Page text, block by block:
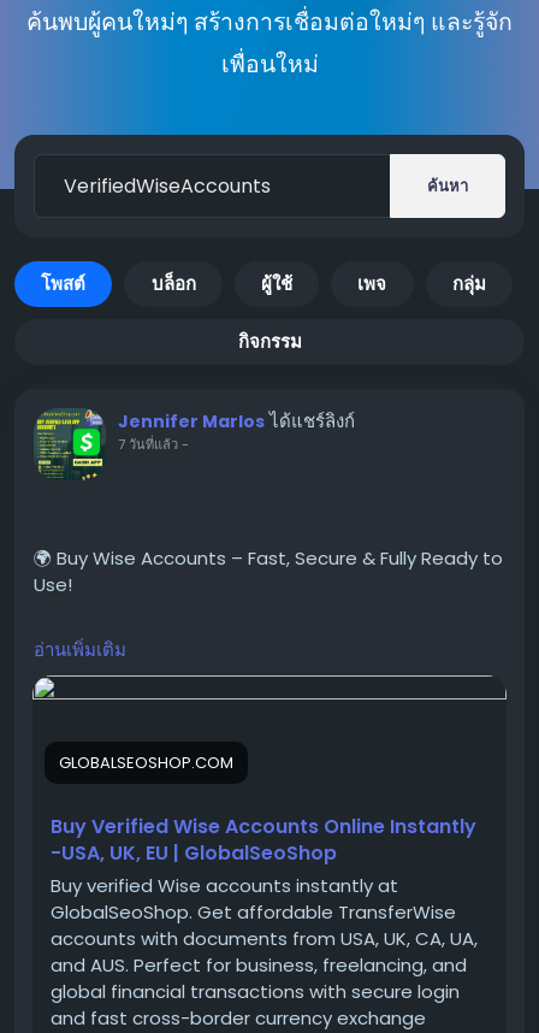
ค้นพบผู้คนใหม่ๆ สร้างการเชื่อมต่อใหม่ๆ และรู้จัก
เพื่อนใหม่
ค้นหา
โพสต์ บล็อก ผู้ใช้ เพจ กลุ่ม
กิจกรรม
Jennifer Marlos ได้แชร์ลิงก์
7 วันที่แล้ว-
🌍 Buy Wise Accounts – Fast, Secure & Fully Ready to
Use!
Looking for a trusted place to Buy Verified Wise
Accounts?
Wise accounts for your international payments,
business transactions, and global money transfers.
👉 Order Now:
https://globalseoshop.com/product/buy-verified-
wise-accounts/
📱 WhatsApp: +1 864 708 8783
💬 Skype: GlobalSeoShop
อ่านเพิ่มเติม
GLOBALSEOSHOP.COM
Buy Verified Wise Accounts Online Instantly
-USA, UK, EU | GlobalSeoShop
Buy verified Wise accounts instantly at
GlobalSeoShop. Get affordable TransferWise
accounts with documents from USA, UK, CA, UA,
and AUS. Perfect for business, freelancing, and
global financial transactions with secure login
and fast cross-border currency exchange